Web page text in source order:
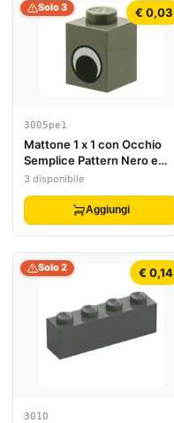
€ 0,03
Solo 3
3005pe1
Mattone 1 x 1 con Occhio
Semplice Pattern Nero e
Bianco
3 disponibile
Aggiungi
€ 0,14
Solo 2
3010